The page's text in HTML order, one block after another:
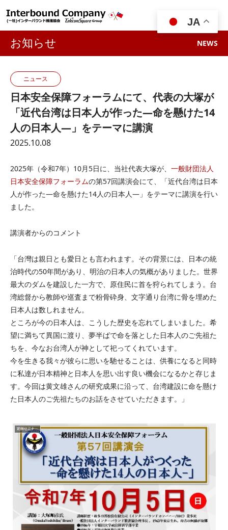
お知らせ NEWS
ニュース
日本安全保障フォーラムにて、代表の大塚が
「近代台湾は日本人が作った―命を懸けた14
人の日本人―」をテーマに講演
2025.10.08
2025年（令和7年）10月5日に、当社代表大塚が、 一般財団法人
日本安全保障フォーラムの第57回講演会にて、「近代台湾は日本
人が作った―命を懸けた14人の日本人―」をテーマに講演を行い
ました。
講演者からのコメント
「台灣は親日とも愛日とも言われます。その背景には、日本の統
治時代の50年間があり、明治の日本人の気概がありました。世界
最大のダムを建設した一方で、原住民に首を狩られてしまう。台
湾総督から教師や巡査まで粉骨砕身、文字通り台湾に骨を埋めた
日本人は数しれません。
ところが今の日本人は、こうした歴史を忘れてしまいました。希
望に満ちて異国に渡り、夢半ばで命を落とした日本人のご先祖た
ちを、今なお台湾人が神として祀ってくれています。
今を生きる我々が彼らに思いを馳せることは、供養になると同時
に私達が日本精神と日本人を思い出す良い機会になるかと存じま
す。今回は黄文雄さんの研究成果に沿って、台湾建設に命を懸け
た日本人のご先祖たちのお話をさせていただきます。」
JA